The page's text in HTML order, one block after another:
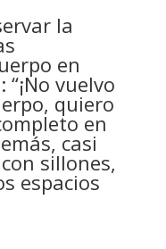
la
en
vuelvo
quiero
en
casi
sillones,
espacios